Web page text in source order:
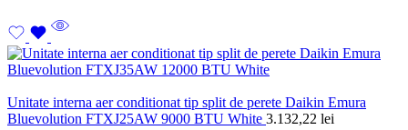
Unitate interna aer conditionat tip split de perete Daikin Emura
Bluevolution FTXJ25AW 9000 BTU White 3.132,22 lei